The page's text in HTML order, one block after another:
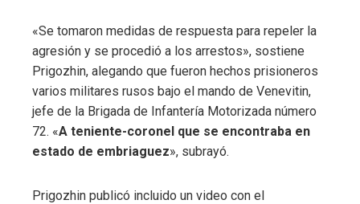
«Se tomaron medidas de respuesta para repeler la
agresión y se procedió a los arrestos», sostiene
Prigozhin, alegando que fueron hechos prisioneros
varios militares rusos bajo el mando de Venevitin,
jefe de la Brigada de Infantería Motorizada número
72. «A teniente-coronel que se encontraba en
estado de embriaguez», subrayó.
Prigozhin publicó incluido un video con el